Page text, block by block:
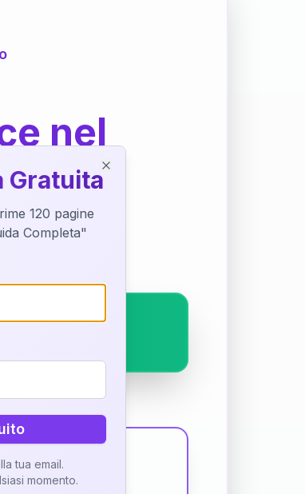
nel
Gratuita
120 pagine
Completa"
tua email.
momento.